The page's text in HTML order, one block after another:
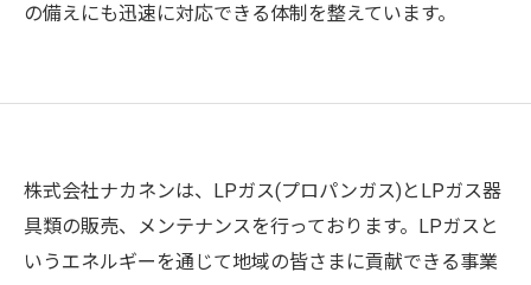
の備えにも迅速に対応できる体制を整えています。
株式会社ナカネンは、LPガス(プロパンガス)とLPガス器
具類の販売、メンテナンスを行っております。LPガスと
いうエネルギーを通じて地域の皆さまに貢献できる事業